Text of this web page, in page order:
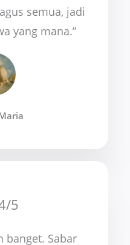
semua, jadi
yang mana.”
5
banget. Sabar